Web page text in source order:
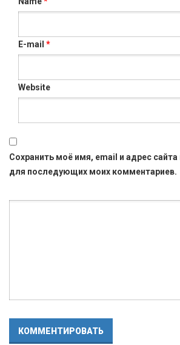
E-mail *
Website
Сохранить моё имя, email и адрес сайта
для последующих моих комментариев.